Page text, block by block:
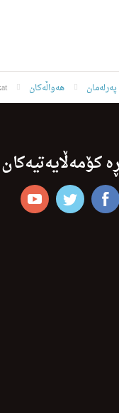
هەواڵەکان
کۆمەڵایەتیەکان